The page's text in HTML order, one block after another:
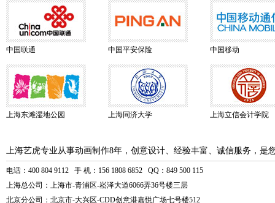
中国联通 中国平安保险 中国移动
上海东滩湿地公园 上海同济大学 上海立信会计学院
上海艺虎专业从事动画制作8年，创意设计、经验丰富、诚信服务，是
电话：400 804 9112 手 机：156 1808 6852 QQ：849 500 115
上海总公司：上海市-青浦区-崧泽大道6066弄36号楼三层
北京分公司：北京市-大兴区-CDD创意港嘉悦广场七号楼512